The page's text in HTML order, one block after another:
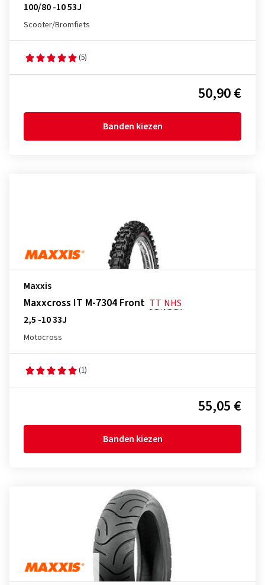
100/80 -10 53J
Scooter/Bromfiets
(5)
50,90 €
Banden kiezen
Maxxis
Maxxcross IT M-7304 Front TT NHS
2,5 -10 33J
Motocross
(1)
55,05 €
Banden kiezen